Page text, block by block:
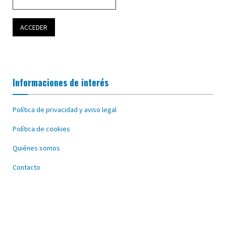
Informaciones de interés
Política de privacidad y aviso legal
Política de cookies
Quiénes somos
Contacto